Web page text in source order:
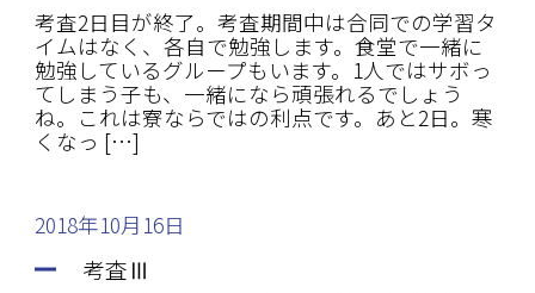
考査2日目が終了。考査期間中は合同での学習タ
イムはなく、各自で勉強します。食堂で一緒に
勉強しているグループもいます。1人ではサボっ
てしまう子も、一緒になら頑張れるでしょう
ね。これは寮ならではの利点です。あと2日。寒
くなっ […]
2018年10月16日
考査Ⅲ